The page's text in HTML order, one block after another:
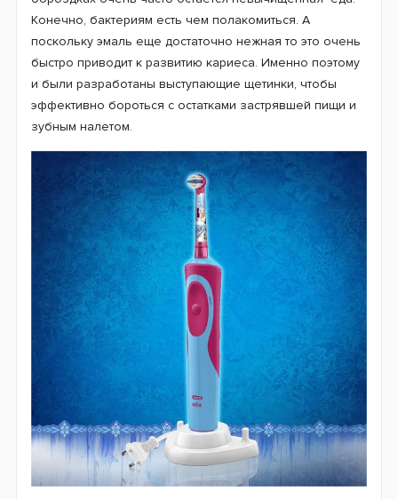
героями. И чтобы это превращало повседневную
чистку зубов не в принудительное занятие, а
интересную игру для детей.
В возрасте 6-7 лет у ребенка прорезываются первые
постоянные зубы. В области фиссур (это такие
естественные рельефные бороздки на коронке зуба)